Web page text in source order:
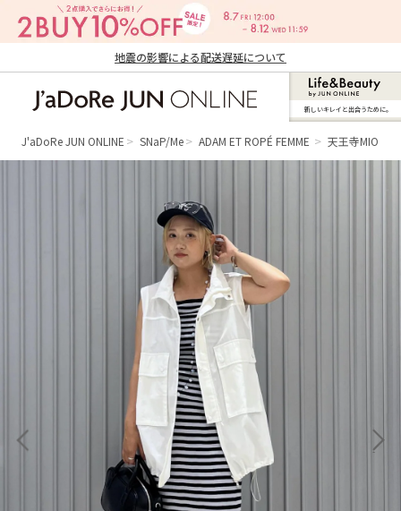
地震の影響による配送遅延について
ン オンライン）
新しいキレイと出合うために。
J'aDoRe JUN ONLINE SNaP/Me ADAM ET ROPÉ FEMME 天王寺MIO